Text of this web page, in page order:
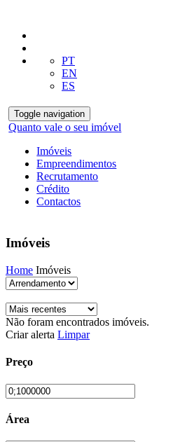
PT
EN
ES
Toggle navigation
Quanto vale o seu imóvel
Imóveis
Empreendimentos
Recrutamento
Crédito
Contactos
Imóveis
Home Imóveis
Não foram encontrados imóveis.
Criar alerta Limpar
Preço
Área